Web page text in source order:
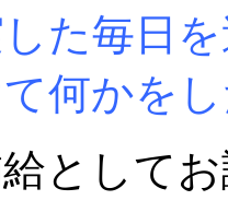
た毎日
何かを
として